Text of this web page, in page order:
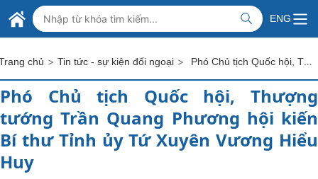
Skip to Main Content
BỘ NGOẠI GIAO VIỆT NAM
MINISTRY OF FOREIGN AFFAIRS
ENG
chủ > Tin tức - sự kiện đối ngoại > Phó Chủ tịch Quốc hội, Thượng tướng Trần Quang Phương hội kiến Bí thư Tỉnh ủy Tứ Xuyên Vương Hiểu Huy
Phó Chủ tịch Quốc hội, Thượng
tướng Trần Quang Phương hội kiến
Bí thư Tỉnh ủy Tứ Xuyên Vương Hiểu
Huy